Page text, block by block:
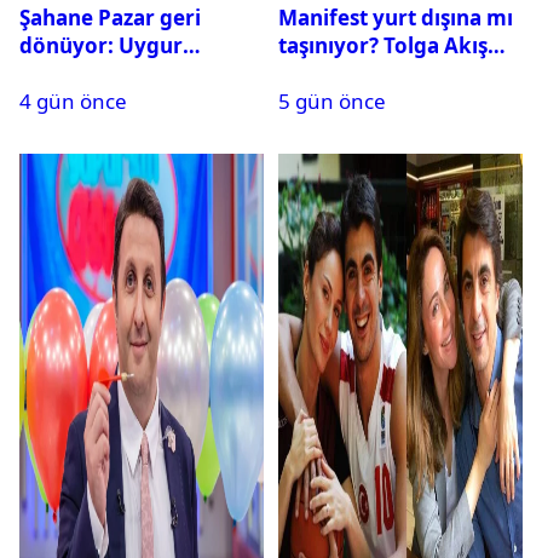
Şahane Pazar geri
dönüyor: Uygur
açıklama geldi
4 gün önce
Manifest yurt dışına mı
taşınıyor? Tolga Akış
5 gün önce